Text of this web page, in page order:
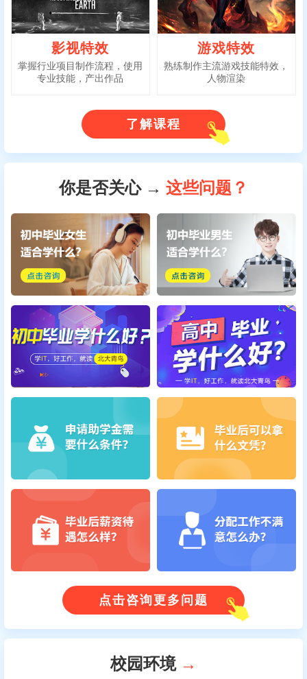
影视特效
掌握行业项目制作流程，使用
专业技能，产出作品
游戏特效
熟练制作主流游戏技能特效，
人物渲染
了解课程
你是否关心 → 这些问题？
点击咨询更多问题
校园环境 →